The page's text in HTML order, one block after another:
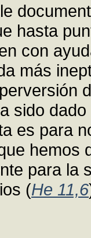
hasta
con
más
sido
es para
hemos
para la
(He 11,6